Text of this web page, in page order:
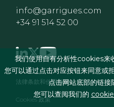
info@garrigues.com
+34 91 514 52 00
页脚菜单
法律条款和使用条件
Cookies 政策
我们使用自有分析性cookies来
您可以通过点击对应按钮来同意或
点击网站底部的链接
您可以查阅我们的